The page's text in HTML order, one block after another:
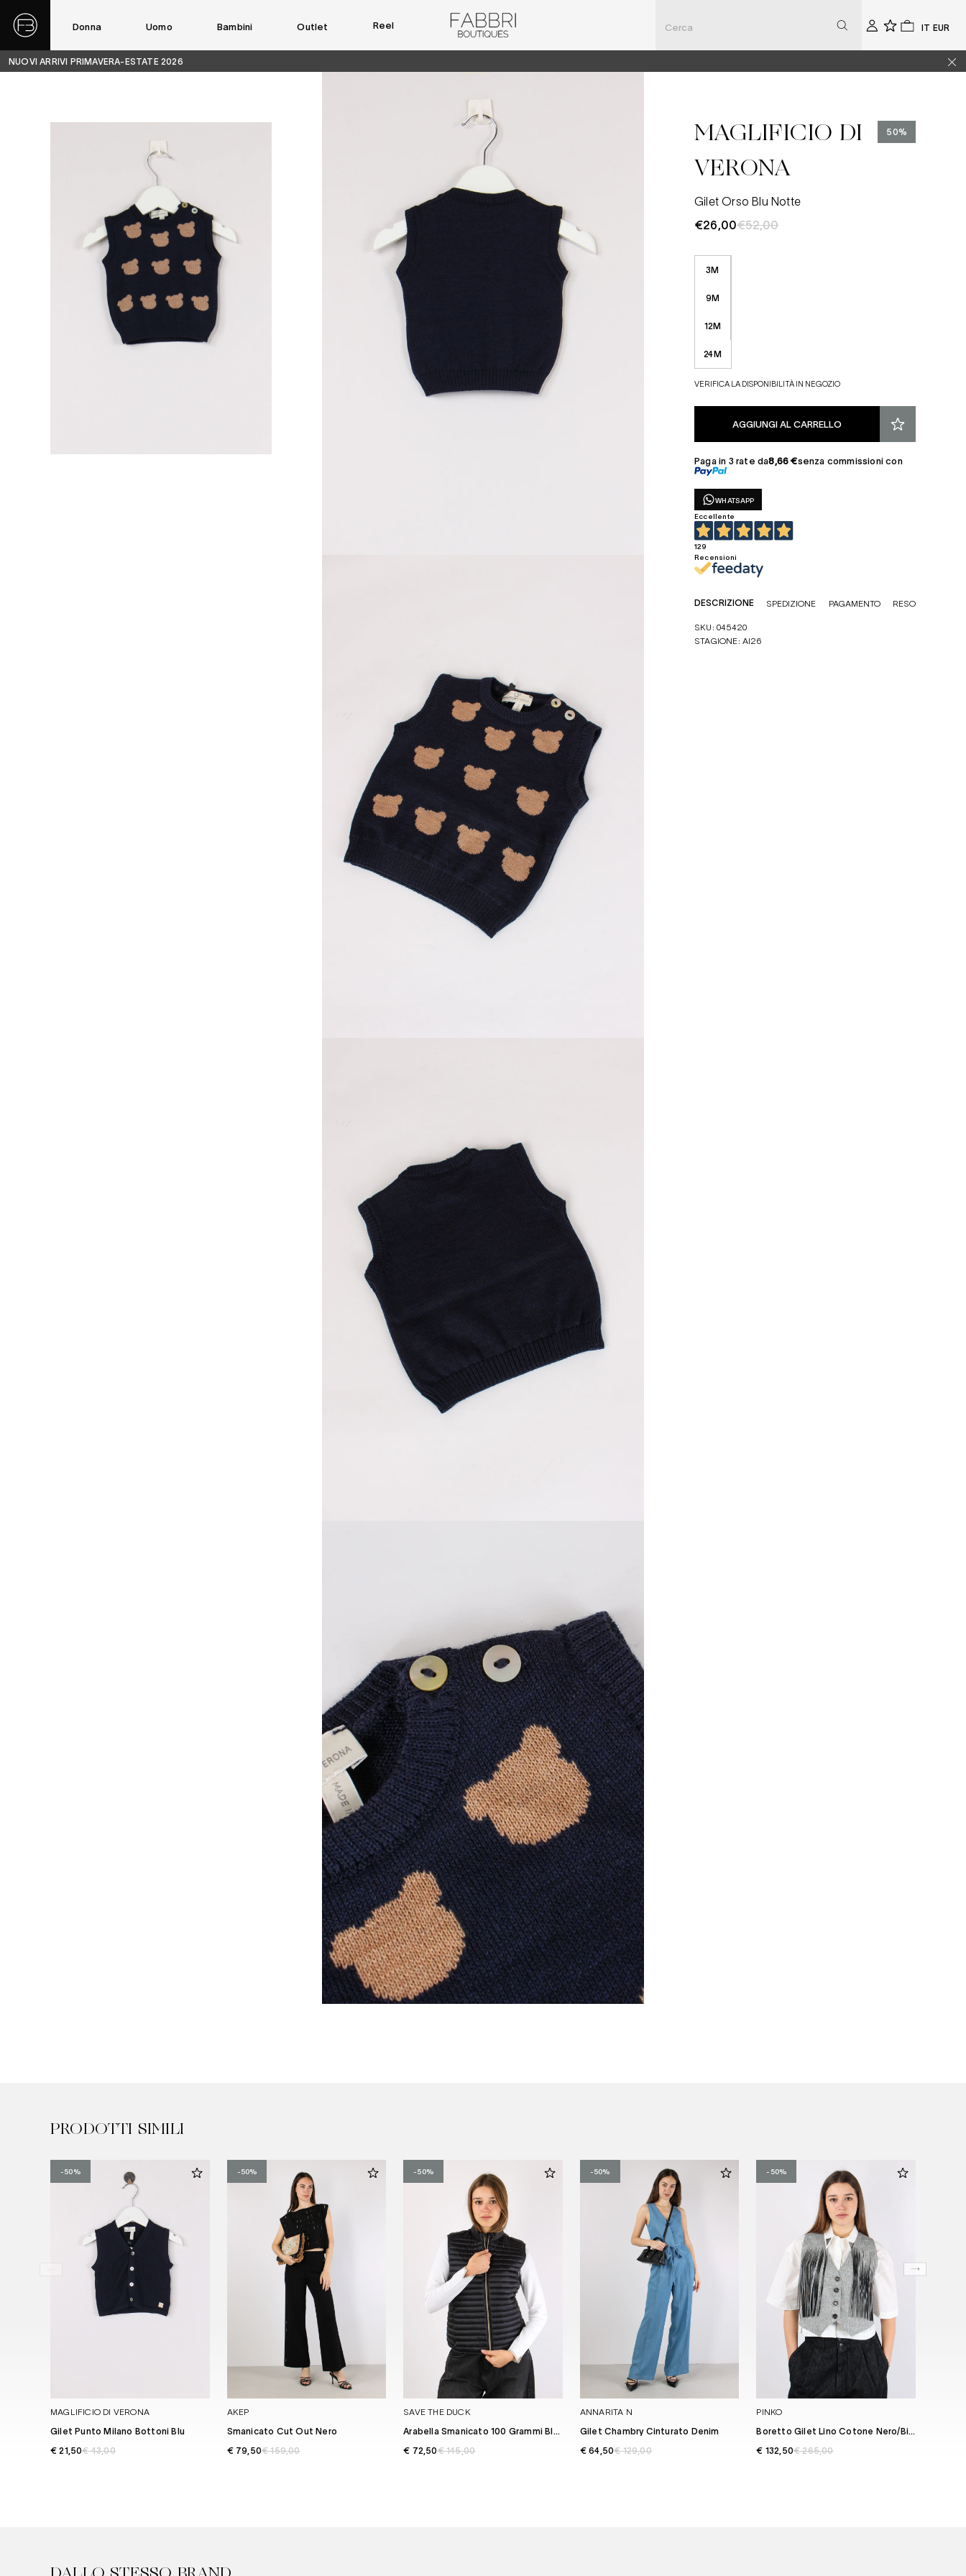
Donna Uomo Bambini Outlet Reel Account
0 0
Seleziona
la la
NUOVI ARRIVI PRIMAVERA-ESTATE 2026
50%
MAGLIFICIO DI
VERONA
Gilet Orso Blu Notte
€26,00€52,00
3M
9M
12M
24M
VERIFICA LA DISPONIBILITÀ IN NEGOZIO
AGGIUNGI AL CARRELLO
Paga in 3 rate da8,66 €senza commissioni con
WHATSAPP
Eccellente
129
Recensioni
DESCRIZIONE SPEDIZIONE PAGAMENTO RESO
SKU: 045420
STAGIONE: AI26
PRODOTTI SIMILI
-50%
MAGLIFICIO DI VERONA
Gilet Punto Milano Bottoni Blu
€ 21,50€ 43,00
-50%
AKEP
Smanicato Cut Out Nero
€ 79,50€ 159,00
-50%
SAVE THE DUCK
Arabella Smanicato 100 Grammi Black
€ 72,50€ 145,00
-50%
ANNARITA N
Gilet Chambry Cinturato Denim
€ 64,50€ 129,00
-50%
PINKO
Boretto Gilet Lino Cotone Nero/bianco
€ 132,50€ 265,00